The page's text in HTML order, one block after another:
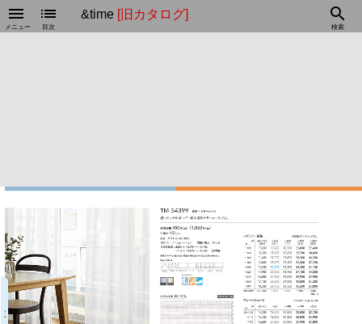
menu
メニュー
&time [旧カタログ]
list
目次
search
検索